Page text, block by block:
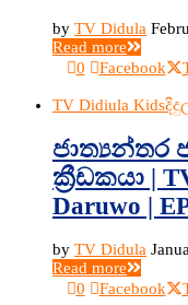
by TV Didula
Read more
0
Facebook
TV Didiula Kids
ජාත්‍යන්තර
ක්‍රීඩකයා |
Daruwo |
by TV Didula
Read more
0
Facebook